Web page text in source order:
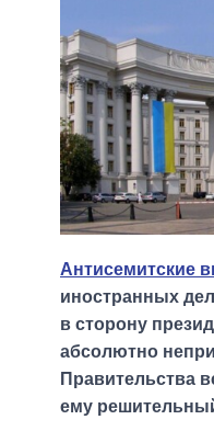
Антисемитские
иностранных
в сторону
абсолютно
Правительства
ему